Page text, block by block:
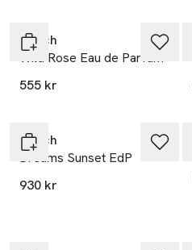
Coach
Wild Rose Eau de Parfum
555 kr
Coach
Dreams Sunset EdP
930 kr